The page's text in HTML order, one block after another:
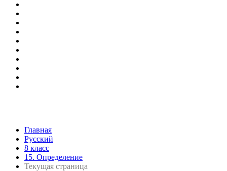
Главная
Русский
8 класс
15. Определение
Текущая страница